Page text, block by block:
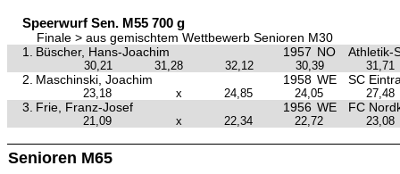
Speerwurf Sen. M55 700 g
Finale > aus gemischtem Wettbewerb Senioren M30
1.
Büscher, Hans-Joachim 1957 NO Athletik-
30,21 31,28 32,12 30,39 31,71
2. Maschinski, Joachim 1958 WE SC
23,18 x 24,85 24,05 27,48
3. Frie, Franz-Josef 1956 WE FC
21,09 x 22,34 22,72 23,08
Senioren M65